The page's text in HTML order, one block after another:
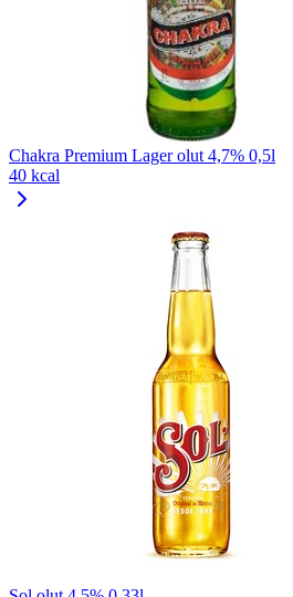
Chakra Premium Lager olut 4,7% 0,5l
40 kcal